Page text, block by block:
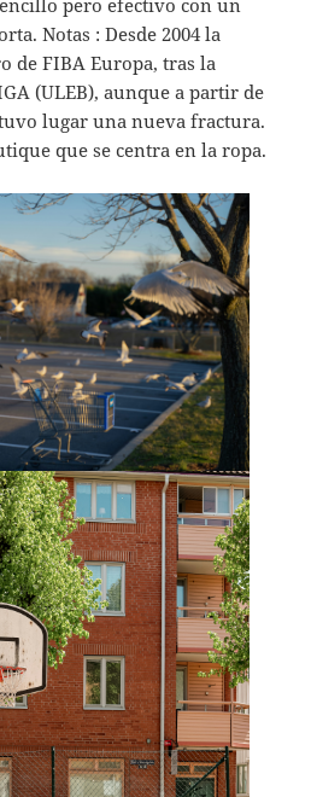
pero efectivo con un
Notas : Desde 2004 la
de FIBA Europa, tras la
(ULEB), aunque a partir de
lugar una nueva fractura.
que se centra en la ropa.